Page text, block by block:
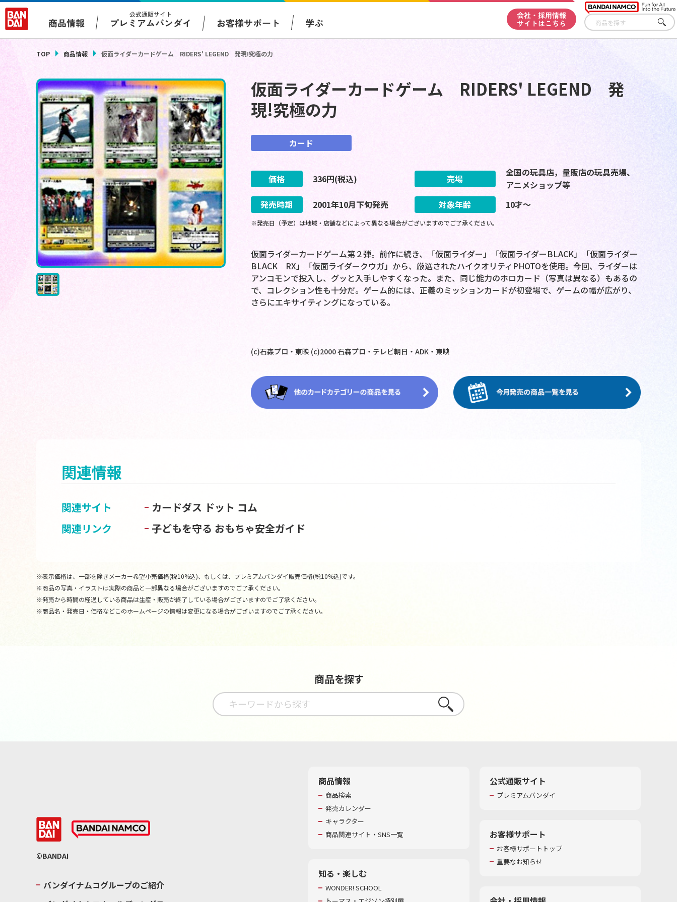
商品情報
公式通販サイト
プレミアムバンダイ お客様サポート 学ぶ
会社・採用情報
サイトはこちら
さが
す
TOP 商品情報 仮面ライダーカードゲーム RIDERS' LEGEND 発現!究極の力
仮面ライダーカードゲーム RIDERS' LEGEND 発
現!究極の力
カード
価格 336円(税込) 売場
全国の玩具店，量販店の玩具売場、
アニメショップ等
発売時期
2001年10月下旬発売 対象年齢 10才～
※発売日（予定）は地域・店舗などによって異なる場合がございますのでご了承ください。
仮面ライダーカードゲーム第２弾。前作に続き、「仮面ライダー」「仮面ライダーBLACK」「仮面ライダー
BLACK RX」「仮面ライダークウガ」から、厳選されたハイクオリティPHOTOを使用。今回、ライダーは
アンコモンで投入し、グッと入手しやすくなった。また、同じ能力のホロカード（写真は異なる）もあるの
で、コレクション性も十分だ。ゲーム的には、正義のミッションカードが初登場で、ゲームの幅が広がり、
さらにエキサイティングになっている。
(c)石森プロ・東映 (c)2000 石森プロ・テレビ朝日・ADK・東映
関連情報
関連サイト
カードダス ドット コム
関連リンク
子どもを守る おもちゃ安全ガイド
※表示価格は、一部を除きメーカー希望小売価格(税10%込)、もしくは、プレミアムバンダイ販売価格(税10%込)です。
※商品の写真・イラストは実際の商品と一部異なる場合がございますのでご了承ください。
※発売から時間の経過している商品は生産・販売が終了している場合がございますのでご了承ください。
※商品名・発売日・価格などこのホームページの情報は変更になる場合がございますのでご了承ください。
商品を探す
さがす
©BANDAI
バンダイナムコグループのご紹介
商品情報
商品検索
発売カレンダー
キャラクター
商品関連サイト・SNS一覧
知る・楽しむ
WONDER! SCHOOL
公式通販サイト
プレミアムバンダイ
お客様サポート
お客様サポートトップ
重要なお知らせ